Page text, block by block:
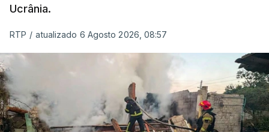
Ucrânia.
RTP / atualizado 6 Agosto 2026, 08:57